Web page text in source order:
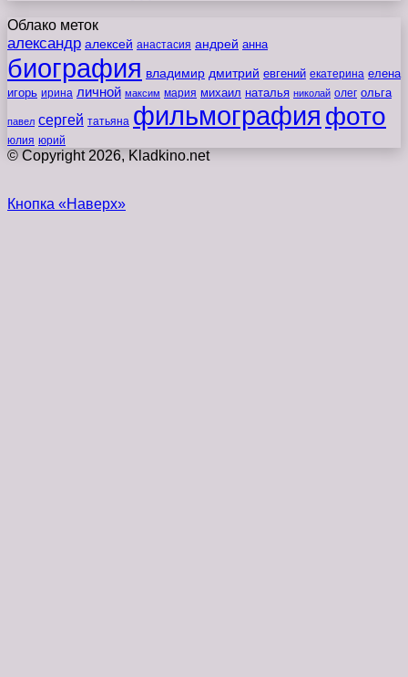
Облако меток
александр алексей анастасия андрей анна
биография владимир дмитрий евгений екатерина елена
игорь ирина личной максим мария михаил наталья николай олег ольга
павел сергей татьяна фильмография фото
юлия юрий
© Copyright 2026, Kladkino.net
Кнопка «Наверх»